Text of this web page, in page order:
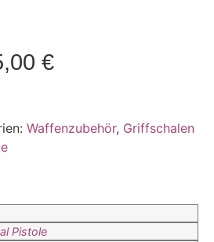
€
Waffenzubehör, Griffschalen
Pistole